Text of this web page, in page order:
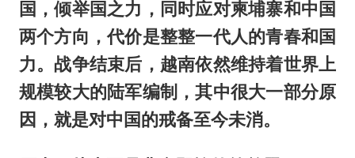
国，倾举国之力，同时应对柬埔寨和中国
两个方向，代价是整整一代人的青春和国
力。战争结束后，越南依然维持着世界上
规模较大的陆军编制，其中很大一部分原
因，就是对中国的戒备至今未消。